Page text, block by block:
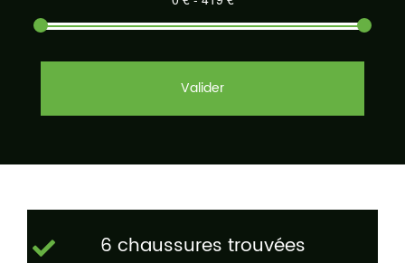
Valider
6 chaussures trouvées